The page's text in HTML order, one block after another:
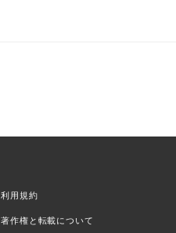
利用規約
著作権と転載について